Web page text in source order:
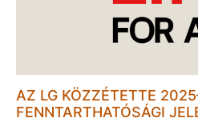
AZ LG KÖZZÉTETTE
FENNTARTHATÓSÁGI